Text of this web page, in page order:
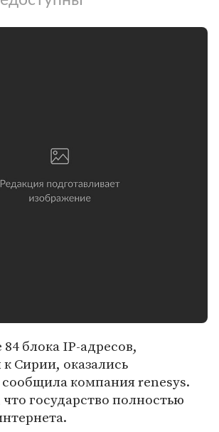
84 блока IP-адресов,
Сирии, оказались
компания renesys.
что государство полностью